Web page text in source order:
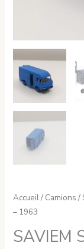
Accueil/ Camions /
– 1963
SAVIEM